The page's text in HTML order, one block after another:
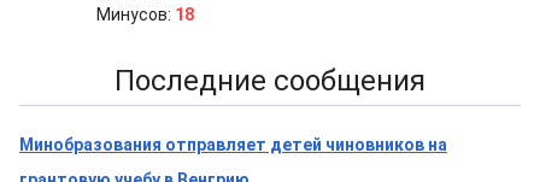
Минусов: 18
Последние сообщения
Минобразования отправляет детей чиновников на